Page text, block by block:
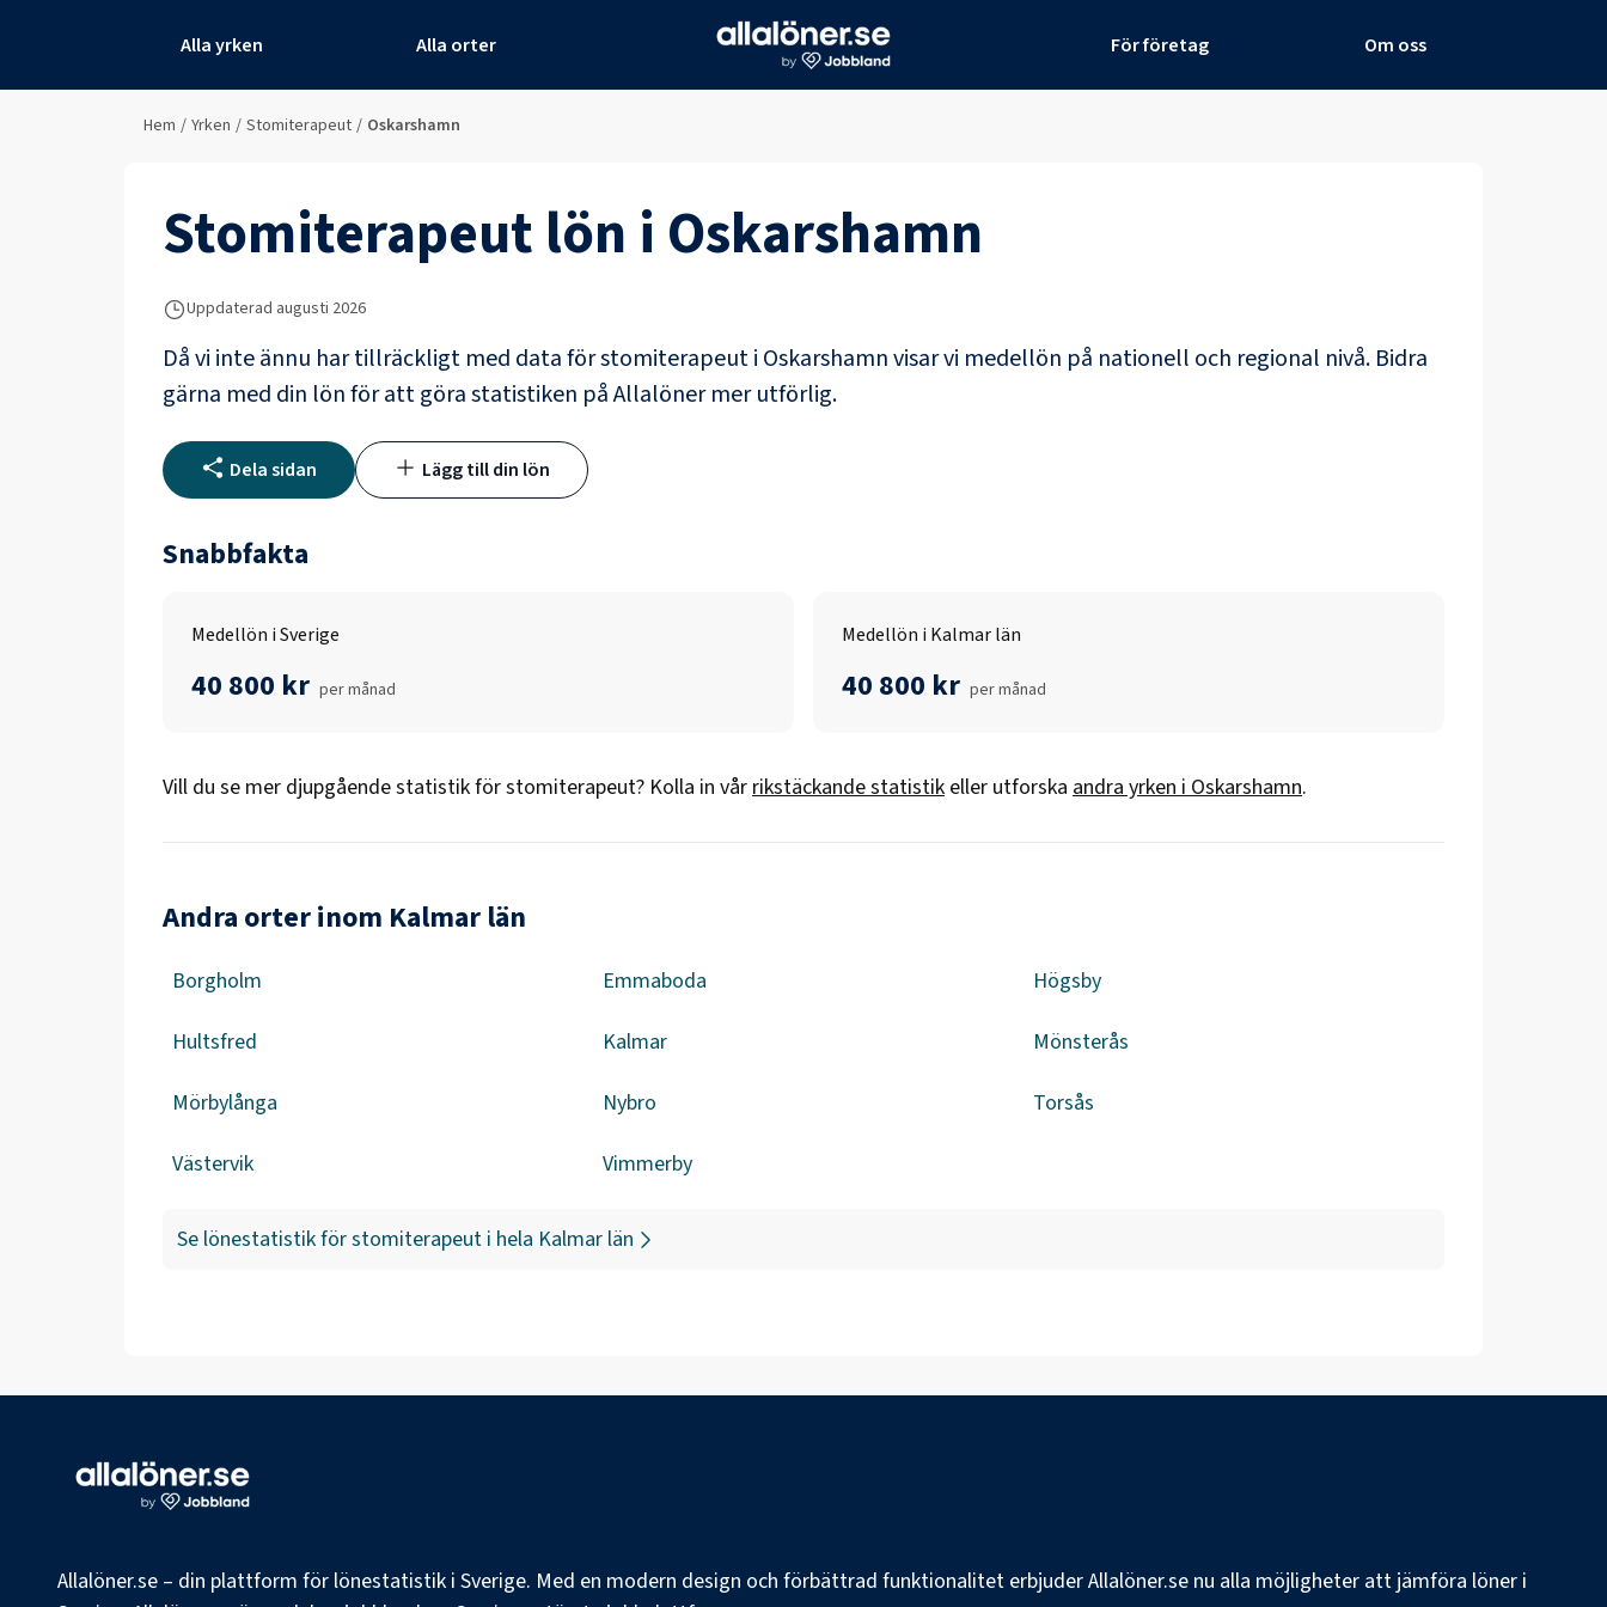
Alla yrken Alla orter För företag Om oss
Hem / Yrken / Stomiterapeut / Oskarshamn
Stomiterapeut lön i Oskarshamn
Uppdaterad augusti 2026
Då vi inte ännu har tillräckligt med data förstomiterapeuti Oskarshamnvisar vi medellön på nationell och regional nivå. Bidra
gärna med din lön för att göra statistiken på Allalöner mer utförlig.
Dela sidan Lägg till din lön
Snabbfakta
Medellön i Sverige
40 800 kr per månad
Medellön i Kalmar län
40 800 kr per månad
Vill du se mer djupgående statistik förstomiterapeut? Kolla in vårrikstäckande statistik eller utforska andra yrken iOskarshamn.
Andra orter inom Kalmar län
Borgholm Emmaboda Högsby
Hultsfred Kalmar Mönsterås
Mörbylånga Nybro Torsås
Västervik Vimmerby
Se lönestatistik förstomiterapeut i hela Kalmar län
Allalöner.se – din plattform för lönestatistik i Sverige. Med en modern design och förbättrad funktionalitet erbjuder Allalöner.se nu alla möjligheter att jämföra löner i